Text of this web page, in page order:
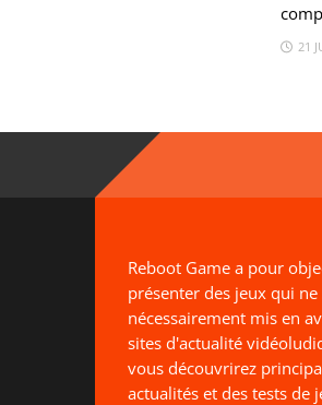
21
Reboot Game a pour
présenter des jeux qui
nécessairement mis en
sites d'actualité
vous découvrirez
actualités et des tests de